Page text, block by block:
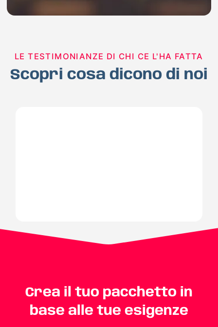
LE TESTIMONIANZE DI CHI CE L'HA FATTA
Scopri cosa dicono di noi
Crea il tuo pacchetto in
base alle tue esigenze